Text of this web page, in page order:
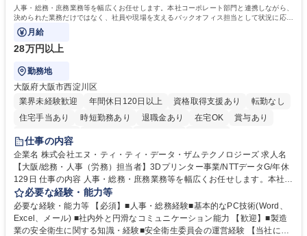
人事・総務・庶務業務等を幅広くお任せします。本社コーポレート部門と連携しながら、
決められた業務だけではなく、社員や現場を支えるバックオフィス担当として状況に応じ
て柔軟に対応いただくことを期待します。
月給
28万円以上
勤務地
大阪府大阪市西淀川区
業界未経験歓迎
年間休日120日以上 資格取得支援あり
転勤なし
住宅手当あり
時短勤務あり 退職金あり 在宅OK
賞与あり
完全週休2日制
仕事の内容
企業名 株式会社エヌ・ティ・ティ・データ・ザムテクノロジーズ 求人名
【大阪/総務・人事（労務）担当者】3Dプリンター事業/NTTデータG/年休
129日 仕事の内容 人事・総務・庶務業務等を幅広くお任せします。本社コ
ーポレート部門と連携しながら、決められた業務だけではなく、社員や現
場を支えるバックオフィス担当として状況に応じて柔軟に対応いただくこ
とを期待します。 【詳細】■入退社手続き、社員情報管理■入社時オリエ
ンテーションの実施■勤怠・各種申請内容の確認■採用業務のサポート■来
必要な経験・能力等
必要な経験・能力等 【必須】■人事・総務経験■基本的なPC技術(Word、
Excel、メール) ■社内外と円滑なコミュニケーション能力 【歓迎】■製造
業の安全衛生に関する知識・経験■安全衛生委員会の運営経験 【当社につ